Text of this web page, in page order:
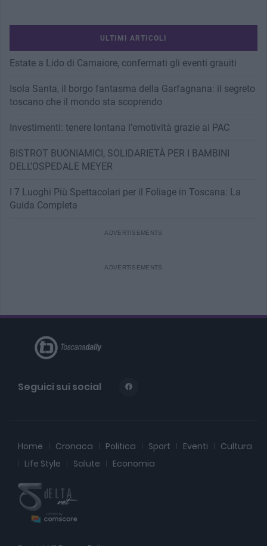
ULTIMI ARTICOLI
Estate a Lido di Camaiore, confermati gli eventi grauiti
Isola Santa, il borgo fantasma della Garfagnana: il segreto
toscano che il mondo sta scoprendo
Investimenti: tenere lontana l’emotività grazie ai PAC
BISTROT BUONIAMICI, SOLIDARIETÀ PER I BAMBINI
DELL’OSPEDALE MEYER
I 7 Luoghi Più Spettacolari per il Foliage in Toscana: La
Guida Completa
Seguici sui social
Home Cronaca Politica Sport Eventi
Cultura
Life Style
Salute Economia